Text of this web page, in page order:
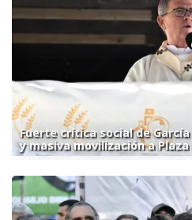
Fuerte crítica social de
y masiva movilización a Plaza